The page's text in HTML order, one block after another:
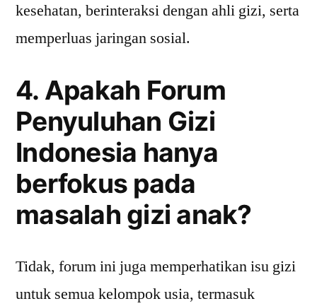
kesehatan, berinteraksi dengan ahli gizi, serta
memperluas jaringan sosial.
4. Apakah Forum
Penyuluhan Gizi
Indonesia hanya
berfokus pada
masalah gizi anak?
Tidak, forum ini juga memperhatikan isu gizi
untuk semua kelompok usia, termasuk